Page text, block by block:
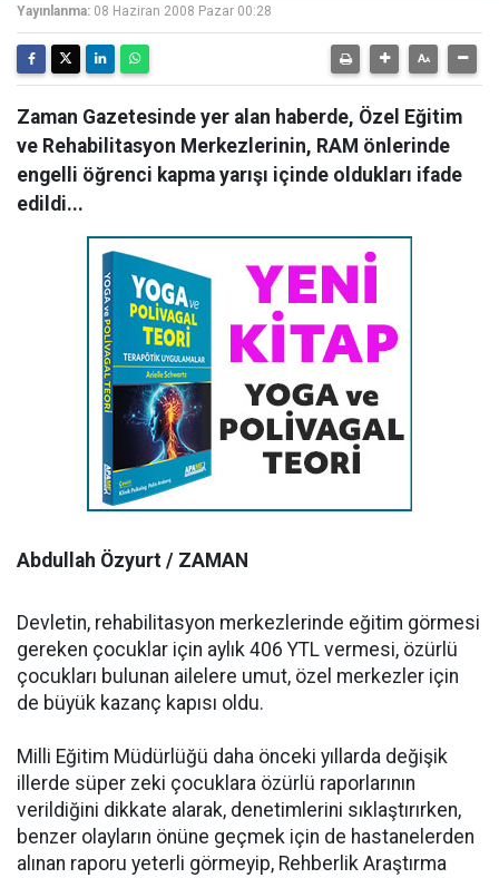
Yayınlanma: 08 Haziran 2008 Pazar 00:28
Zaman Gazetesinde yer alan haberde, Özel Eğitim
ve Rehabilitasyon Merkezlerinin, RAM önlerinde
engelli öğrenci kapma yarışı içinde oldukları ifade
edildi...
Abdullah Özyurt / ZAMAN
Devletin, rehabilitasyon merkezlerinde eğitim görmesi
gereken çocuklar için aylık 406 YTL vermesi, özürlü
çocukları bulunan ailelere umut, özel merkezler için
de büyük kazanç kapısı oldu.
Milli Eğitim Müdürlüğü daha önceki yıllarda değişik
illerde süper zeki çocuklara özürlü raporlarının
verildiğini dikkate alarak, denetimlerini sıklaştırırken,
benzer olayların önüne geçmek için de hastanelerden
alınan raporu yeterli görmeyip, Rehberlik Araştırma